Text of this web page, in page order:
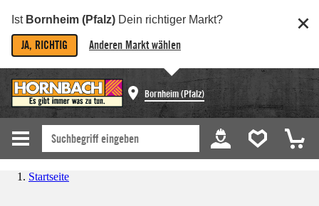
Ist Bornheim (Pfalz) Dein richtiger Markt?
JA, RICHTIG Anderen Markt wählen
Bornheim (Pfalz)
Startseite